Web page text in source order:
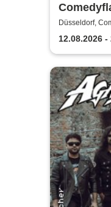
Comedy
Düsseldorf,
12.08.2026 -